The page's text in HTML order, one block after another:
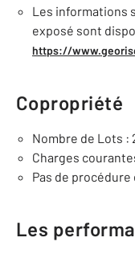
Les informations
exposé sont
https://
Copropriété
Nombre de Lots :
Charges
Pas de procédure
Les